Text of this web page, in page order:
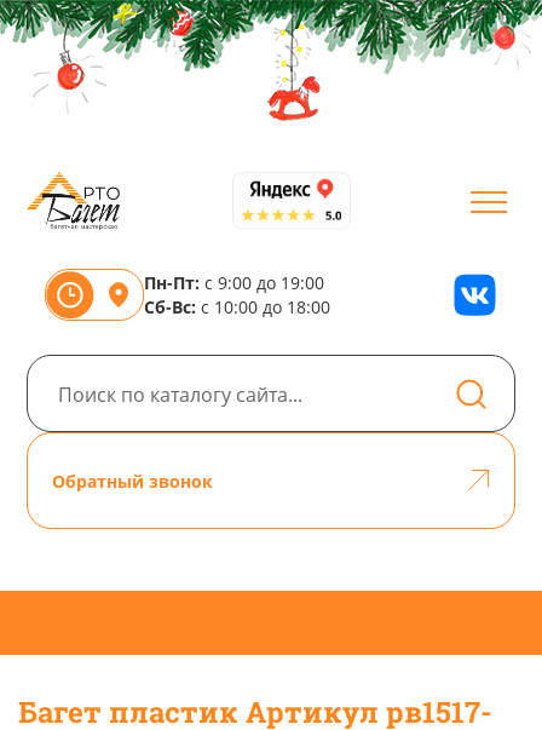
Пн-Пт: с 9:00 до 19:00
Сб-Вс: с 10:00 до 18:00
Обратный звонок
Багет пластик Артикул рв1517-